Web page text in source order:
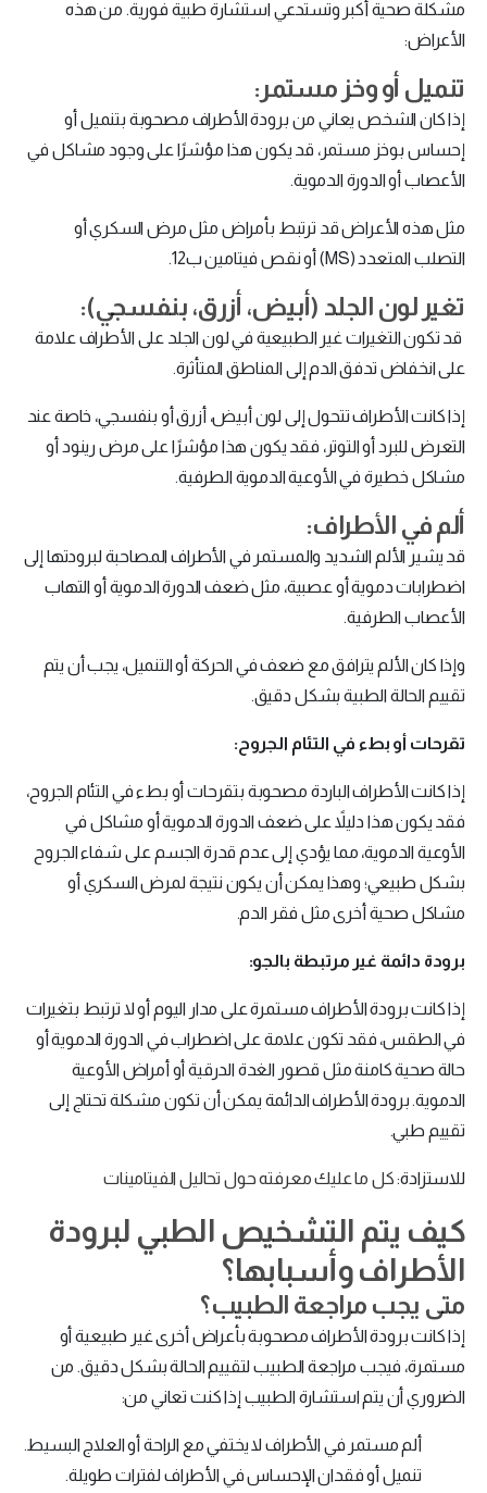
مشكلة صحية أكبر وتستدعي استشارة طبية فورية. من هذه
الأعراض:
تنميل أو وخز مستمر:
إذا كان الشخص يعاني من برودة الأطراف مصحوبة بتنميل أو
إحساس بوخز مستمر، قد يكون هذا مؤشرًا على وجود مشاكل في
الأعصاب أو الدورة الدموية.
مثل هذه الأعراض قد ترتبط بأمراض مثل مرض السكري أو
التصلب المتعدد (MS) أو نقص فيتامين ب12.
تغير لون الجلد (أبيض، أزرق، بنفسجي):
قد تكون التغيرات غير الطبيعية في لون الجلد على الأطراف علامة
على انخفاض تدفق الدم إلى المناطق المتأثرة.
إذا كانت الأطراف تتحول إلى لون أبيض، أزرق أو بنفسجي، خاصة عند
التعرض للبرد أو التوتر، فقد يكون هذا مؤشرًا على مرض رينود أو
مشاكل خطيرة في الأوعية الدموية الطرفية.
ألم في الأطراف:
قد يشير الألم الشديد والمستمر في الأطراف المصاحبة لبرودتها إلى
اضطرابات دموية أو عصبية، مثل ضعف الدورة الدموية أو التهاب
الأعصاب الطرفية.
وإذا كان الألم يترافق مع ضعف في الحركة أو التنميل، يجب أن يتم
تقييم الحالة الطبية بشكل دقيق.
تقرحات أو بطء في التئام الجروح:
إذا كانت الأطراف الباردة مصحوبة بتقرحات أو بطء في التئام الجروح،
فقد يكون هذا دليلاً على ضعف الدورة الدموية أو مشاكل في
الأوعية الدموية، مما يؤدي إلى عدم قدرة الجسم على شفاء الجروح
بشكل طبيعي؛ وهذا يمكن أن يكون نتيجة لمرض السكري أو
مشاكل صحية أخرى مثل فقر الدم.
برودة دائمة غير مرتبطة بالجو:
إذا كانت برودة الأطراف مستمرة على مدار اليوم أو لا ترتبط بتغيرات
في الطقس، فقد تكون علامة على اضطراب في الدورة الدموية أو
حالة صحية كامنة مثل قصور الغدة الدرقية أو أمراض الأوعية
الدموية. برودة الأطراف الدائمة يمكن أن تكون مشكلة تحتاج إلى
تقييم طبي.
للاستزادة:كل ما عليك معرفته حول تحاليل الفيتامينات
كيف يتم التشخيص الطبي لبرودة
الأطراف وأسبابها؟
متى يجب مراجعة الطبيب؟
إذا كانت برودة الأطراف مصحوبة بأعراض أخرى غير طبيعية أو
مستمرة، فيجب مراجعة الطبيب لتقييم الحالة بشكل دقيق. من
الضروري أن يتم استشارة الطبيب إذا كنت تعاني من:
ألم مستمر في الأطراف لا يختفي مع الراحة أو العلاج البسيط.
تنميل أو فقدان الإحساس في الأطراف لفترات طويلة.